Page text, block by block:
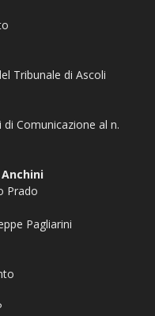
Tribunale di Ascoli
Comunicazione al n.
Prado
Pagliarini